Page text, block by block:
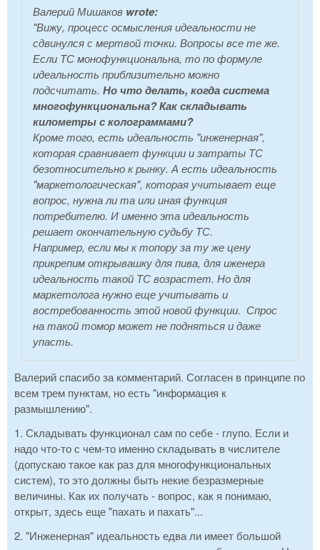
Валерий Мишаков wrote:
"Вижу, процесс осмысления идеальности не
сдвинулся с мертвой точки. Вопросы все те же.
Если ТС монофункциональна, то по формуле
идеальность приблизительно можно
подсчитать. Но что делать, когда система
многофункциональна? Как складывать
километры с колограммами?
Кроме того, есть идеальность "инженерная",
которая сравнивает функции и затраты ТС
безотносительно к рынку. А есть идеальность
"маркетологическая", которая учитывает еще
вопрос, нужна ли та или иная функция
потребителю. И именно эта идеальность
решает окончательную судьбу ТС.
Например, если мы к топору за ту же цену
прикрепим открывашку для пива, для иженера
идеальность такой ТС возрастет. Но для
маркетолога нужно еще учитывать и
востребованность этой новой функции. Спрос
на такой томор может не подняться и даже
упасть.
Валерий спасибо за комментарий. Согласен в принципе по
всем трем пунктам, но есть "информация к
размышлению".
1. Складывать функционал сам по себе - глупо. Если и
надо что-то с чем-то именно складывать в числителе
(допускаю такое как раз для многофункциональных
систем), то это должны быть некие безразмерные
величины. Как их получать - вопрос, как я понимаю,
открыт, здесь еще "пахать и пахать"...
2. "Инженерная" идеальность едва ли имеет большой